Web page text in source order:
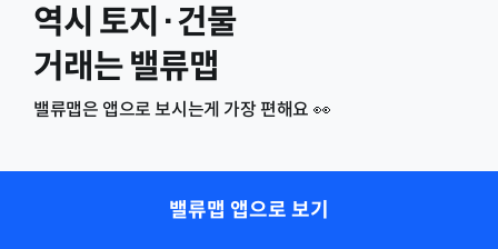
역시 토지·건물
거래는 밸류맵
밸류맵은 앱으로 보시는게 가장 편해요 👀
밸류맵 앱으로 보기